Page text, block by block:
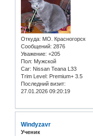
Откуда: МО. Красногорск
Сообщений: 2876
Уважение: +205
Пол: Мужской
Car: Nissan Teana L33
Trim Level: Premium+ 3.5
Последний визит:
27.01.2026 09:20:19
Windyzavr
Ученик